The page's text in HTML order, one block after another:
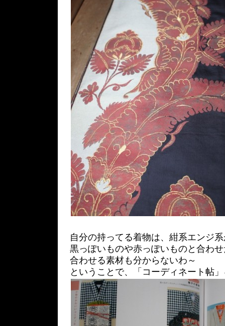
自分の持ってる着物は、紺系エンジ
黒っぽいものや赤っぽいものと合わ
合わせる素材も分からないわ～
ということで、「コーディネート帖